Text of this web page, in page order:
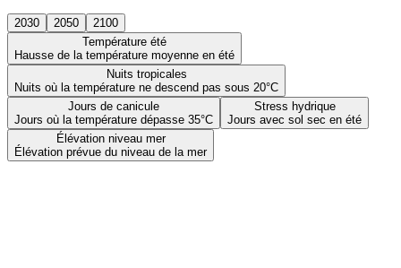
2030 2050
2100
Température été
Hausse de la température moyenne en été
Nuits tropicales
Nuits où la température ne descend pas sous 20°C
Jours de canicule
Jours où la température dépasse 35°C
Stress hydrique
Jours avec sol sec en été
Élévation niveau mer
Élévation prévue du niveau de la mer